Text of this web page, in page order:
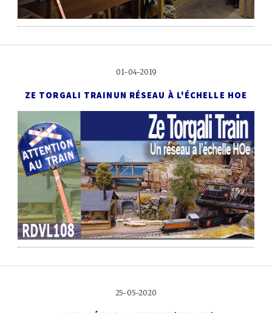
01-04-2019
ZE TORGALI TRAIN UN RÉSEAU À L'ÉCHELLE HOE
25-05-2020